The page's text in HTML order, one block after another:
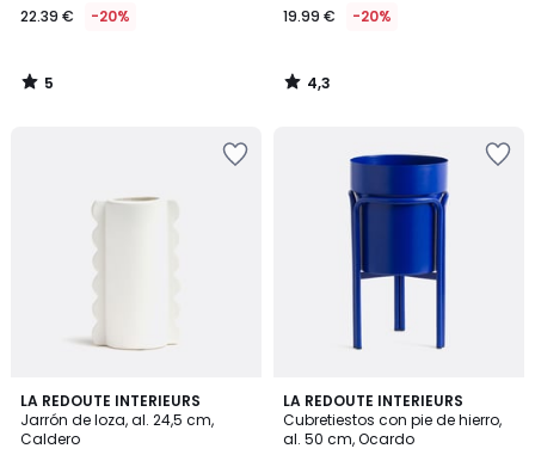
22.39 € -20%
5
/
19.99 € -20%
4,3
/
LA REDOUTE INTERIEURS
Jarrón de loza, al. 24,5 cm,
Caldero
4
/
5
LA REDOUTE INTERIEURS
Cubretiestos con pie de hierro,
al. 50 cm, Ocardo
4
/
5